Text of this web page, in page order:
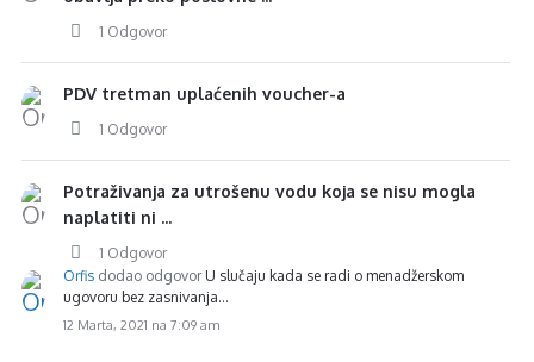
1 Odgovor
PDV tretman uplaćenih voucher-a
1 Odgovor
Potraživanja za utrošenu vodu koja se nisu mogla
naplatiti ni ...
1 Odgovor
Orfis dodao odgovor U slučaju kada se radi o menadžerskom
ugovoru bez zasnivanja…
12 Marta, 2021 na 7:09 am